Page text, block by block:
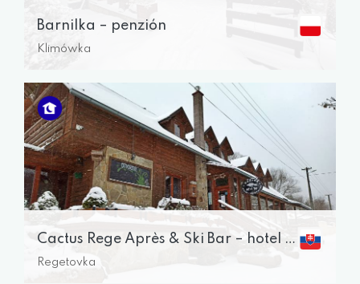
Barnilka – penzión
Klimówka
Cactus Rege Après & Ski Bar – hotel a reštaurácia
Regetovka